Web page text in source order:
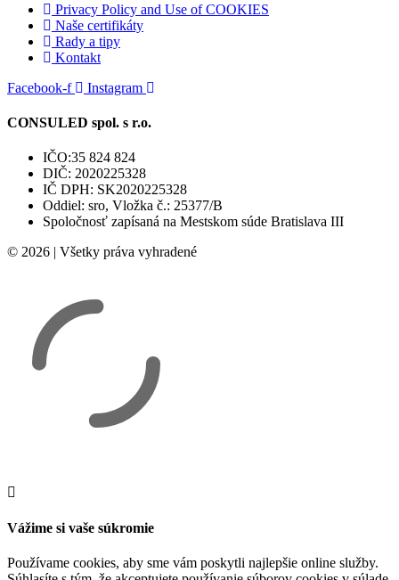
Privacy Policy and Use of COOKIES
Naše certifikáty
Rady a tipy
Kontakt
Facebook-f
Instagram
CONSULED spol. s r.o.
IČO:35 824 824
DIČ: 2020225328
IČ DPH: SK2020225328
Oddiel: sro, Vložka č.: 25377/B
Spoločnosť zapísaná na Mestskom súde Bratislava III
© 2026 | Všetky práva vyhradené
Vážime si vaše súkromie
Používame cookies, aby sme vám poskytli najlepšie online služby.